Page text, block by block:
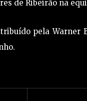
de Ribeirão na
pela Warner